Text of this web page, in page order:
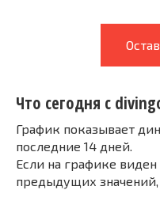
Что сегодня с
График показывает
последние 14 дней.
Если на графике
предыдущих значений,